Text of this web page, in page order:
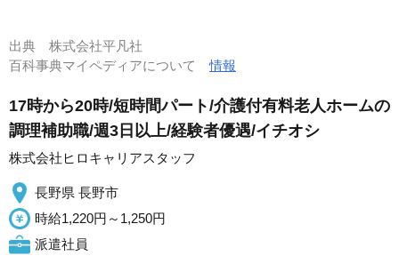
出典 株式会社平凡社
百科事典マイペディアについて情報
17時から20時/短時間パート/介護付有料老人ホームの
調理補助職/週3日以上/経験者優遇/イチオシ
株式会社ヒロキャリアスタッフ
長野県 長野市
時給1,220円～1,250円
派遣社員